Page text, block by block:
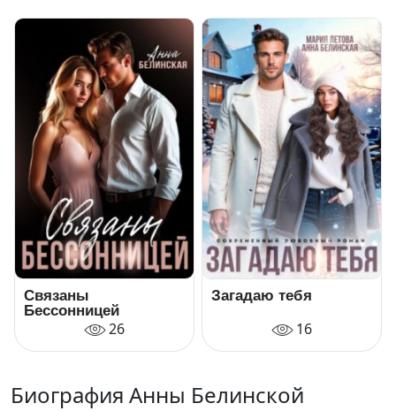
Связаны
Бессонницей
26
Загадаю тебя
16
Биография Анны Белинской